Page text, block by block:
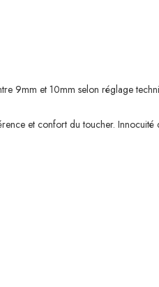
9mm et 10mm selon réglage
et confort du toucher. Innocuité